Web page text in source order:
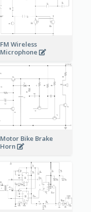
FM Wireless
Microphone
Motor Bike Brake
Horn